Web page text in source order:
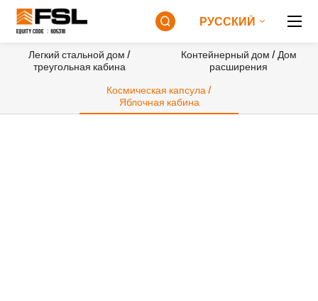
 РУССКИЙ
Легкий стальной дом /
треугольная кабина
Контейнерный дом / Дом
расширения
Космическая капсула /
Яблочная кабина